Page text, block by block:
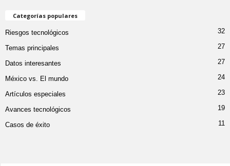
Categorías populares
Riesgos tecnológicos 32
Temas principales 27
Datos interesantes 27
México vs. El mundo 24
Artículos especiales 23
Avances tecnológicos 19
Casos de éxito 11